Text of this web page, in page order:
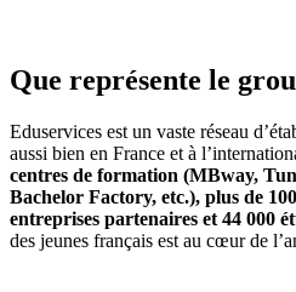
Que représente le
Eduservices est un vaste réseau
aussi bien en France et à
centres de formation (MBway,
Bachelor Factory, etc.), plus de
entreprises partenaires et 44 000
des jeunes français est au cœur de